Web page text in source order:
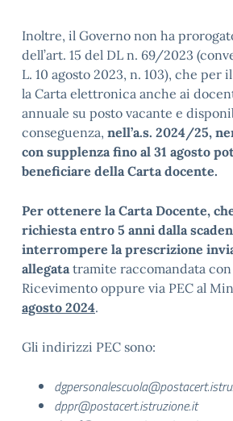
Inoltre, il Governo non ha
dell’art. 15 del DL n. 69/2023
L. 10 agosto 2023, n. 103), che per
la Carta elettronica anche ai
annuale su posto vacante e
conseguenza, nell’a.s. 2024/25,
con supplenza fino al 31 agosto
beneficiare della Carta docente.
Per ottenere la Carta Docente,
richiesta entro 5 anni dalla
interrompere la prescrizione
allegatatramite raccomandata con
Ricevimento oppure via PEC al
agosto 2024.
Gli indirizzi PEC sono:
dppr@postacert.istruzione.it